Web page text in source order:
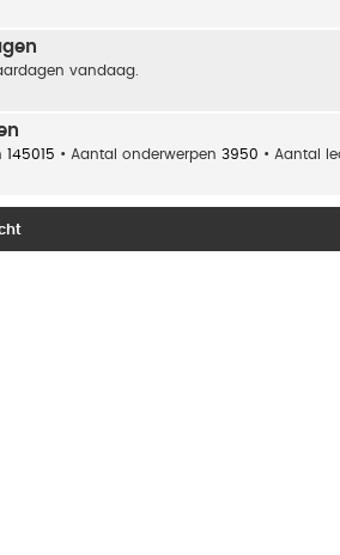
vandaag.
145015 • Aantal onderwerpen 3950 • Aantal